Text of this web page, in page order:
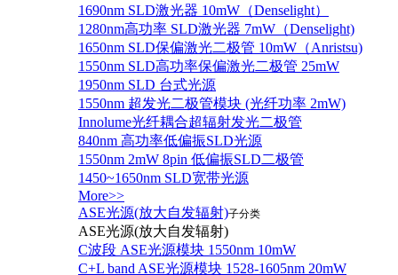
1690nm SLD激光器 10mW（Denselight）
1280nm高功率 SLD激光器 7mW（Denselight)
1650nm SLD保偏激光二极管 10mW（Anristsu)
1550nm SLD高功率保偏激光二极管 25mW
1950nm SLD 台式光源
1550nm 超发光二极管模块 (光纤功率 2mW)
Innolume光纤耦合超辐射发光二极管
840nm 高功率低偏振SLD光源
1550nm 2mW 8pin 低偏振SLD二极管
1450~1650nm SLD宽带光源
More>>
ASE光源(放大自发辐射)子分类
ASE光源(放大自发辐射)
C波段 ASE光源模块 1550nm 10mW
C+L band ASE光源模块 1528-1605nm 20mW